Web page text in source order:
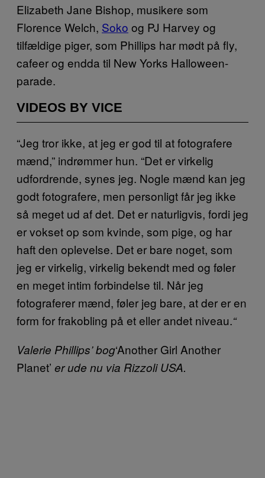
Elizabeth Jane Bishop, musikere som
Florence Welch, Soko og PJ Harvey og
tilfældige piger, som Phillips har mødt på fly,
cafeer og endda til New Yorks Halloween-
parade.
VIDEOS BY VICE
“Jeg tror ikke, at jeg er god til at fotografere
mænd,” indrømmer hun. “Det er virkelig
udfordrende, synes jeg. Nogle mænd kan jeg
godt fotografere, men personligt får jeg ikke
så meget ud af det. Det er naturligvis, fordi jeg
er vokset op som kvinde, som pige, og har
haft den oplevelse. Det er bare noget, som
jeg er virkelig, virkelig bekendt med og føler
en meget intim forbindelse til. Når jeg
fotograferer mænd, føler jeg bare, at der er en
form for frakobling på et eller andet niveau.“
Valerie Phillips’ bog‘Another Girl Another
Planet’ er ude nu via Rizzoli USA.